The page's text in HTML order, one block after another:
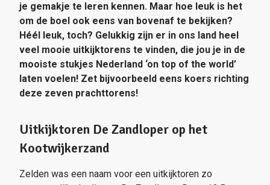
je gemakje te leren kennen. Maar hoe leuk is het
om de boel ook eens van bovenaf te bekijken?
Héél leuk, toch? Gelukkig zijn er in ons land heel
veel mooie uitkijktorens te vinden, die jou je in de
mooiste stukjes Nederland ‘on top of the world’
laten voelen! Zet bijvoorbeeld eens koers richting
deze zeven prachttorens!
Uitkijktoren De Zandloper op het
Kootwijkerzand
Zelden was een naam voor een uitkijktoren zo